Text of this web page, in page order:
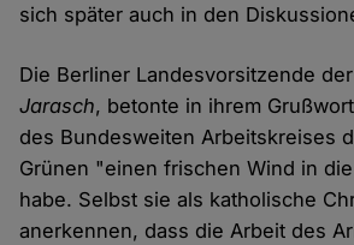
sich später auch in den
Die Berliner Landesvorsitzende
Jarasch, betonte in ihrem
des Bundesweiten Arbeitskreises
Grünen "einen frischen Wind in
habe. Selbst sie als katholische
anerkennen, dass die Arbeit des